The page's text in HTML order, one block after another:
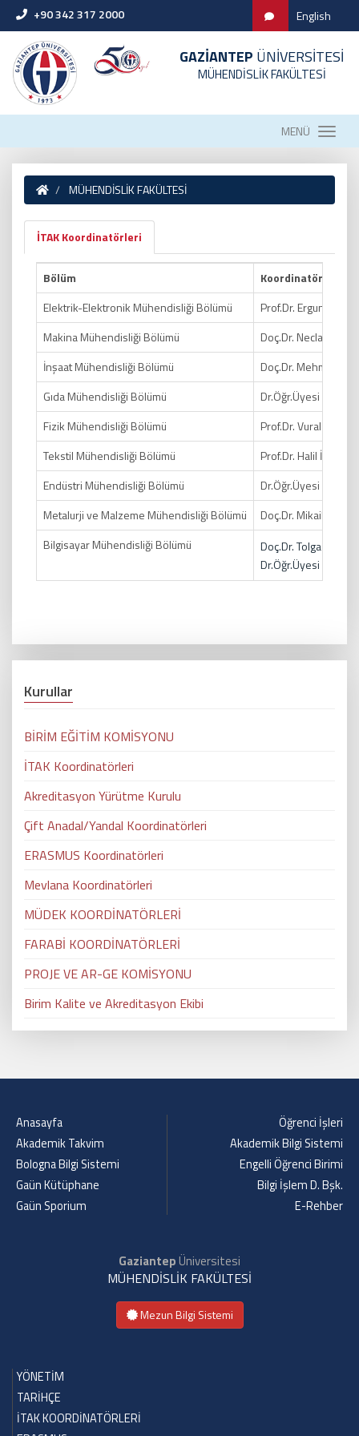
+90 342 317 2000 English
GAZİANTEP ÜNİVERSİTESİ
MÜHENDİSLİK FAKÜLTESİ
MENÜ
MÜHENDİSLİK FAKÜLTESİ
İTAK Koordinatörleri
Bölüm
Koordinatör
Elektrik-Elektronik Mühendisliği Bölümü
Prof.Dr. Ergun
Makina Mühendisliği Bölümü
Doç.Dr. Necla KARA
İnşaat Mühendisliği Bölümü
Doç.Dr. Mehmet
Gıda Mühendisliği Bölümü
Dr.Öğr.Üyesi
Fizik Mühendisliği Bölümü
Prof.Dr. Vural Emir
Tekstil Mühendisliği Bölümü
Prof.Dr. Halil İbrahim
Endüstri Mühendisliği Bölümü
Dr.Öğr.Üyesi Zülal
Metalurji ve Malzeme Mühendisliği Bölümü
Doç.Dr. Mikail ASLAN
Bilgisayar Mühendisliği Bölümü
Doç.Dr. Tolga Ulaş
Dr.Öğr.Üyesi Gözde
Kurullar
BİRİM EĞİTİM KOMİSYONU
İTAK Koordinatörleri
Akreditasyon Yürütme Kurulu
Çift Anadal/Yandal Koordinatörleri
ERASMUS Koordinatörleri
Mevlana Koordinatörleri
MÜDEK KOORDİNATÖRLERİ
FARABİ KOORDİNATÖRLERİ
PROJE VE AR-GE KOMİSYONU
Birim Kalite ve Akreditasyon Ekibi
Anasayfa
Akademik Takvim
Bologna Bilgi Sistemi
Gaün Kütüphane
Gaün Sporium
Öğrenci İşleri
Akademik Bilgi Sistemi
Engelli Öğrenci Birimi
Bilgi İşlem D. Bşk.
E-Rehber
GaziantepÜniversitesi
MÜHENDİSLİK FAKÜLTESİ
Mezun Bilgi Sistemi
YÖNETİM
TARİHÇE
İTAK KOORDİNATÖRLERİ